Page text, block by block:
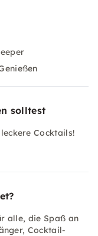
solltest
Cocktails!
alle, die Spaß an
Cocktail-